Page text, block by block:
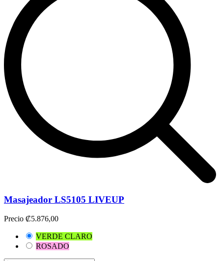
Masajeador LS5105 LIVEUP
Precio ₡5.876,00
VERDE CLARO
ROSADO